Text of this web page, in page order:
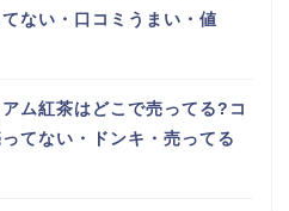
ない・口コミうまい・値
ム紅茶はどこで売ってる?コ
てない・ドンキ・売ってる